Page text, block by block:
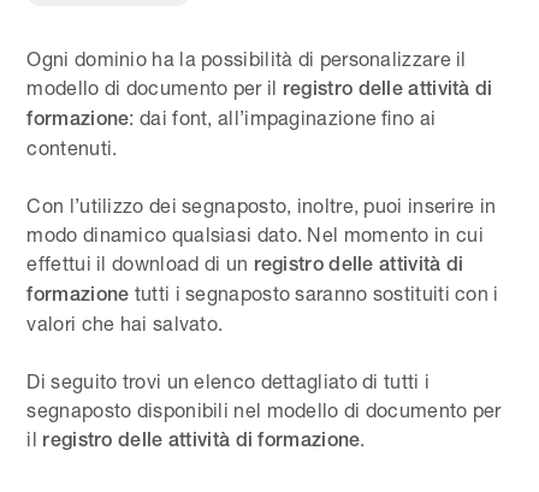
Ogni dominio ha la possibilità di personalizzare il
modello di documento per il registro delle attività di
formazione: dai font, all’impaginazione fino ai
contenuti.
Con l’utilizzo dei segnaposto, inoltre, puoi inserire in
modo dinamico qualsiasi dato. Nel momento in cui
effettui il download di un registro delle attività di
formazione tutti i segnaposto saranno sostituiti con i
valori che hai salvato.
Di seguito trovi un elenco dettagliato di tutti i
segnaposto disponibili nel modello di documento per
il registro delle attività di formazione.